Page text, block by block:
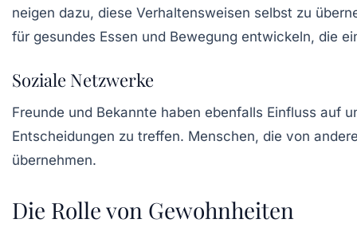
neigen dazu, diese Verhaltensweisen selbst zu
für gesundes Essen und Bewegung entwickeln, die
Soziale Netzwerke
Freunde und Bekannte haben ebenfalls Einfluss auf
Entscheidungen zu treffen. Menschen, die von
übernehmen.
Die Rolle von Gewohnheiten